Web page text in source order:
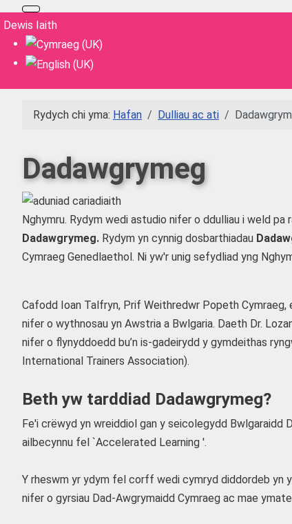
Dewiswch eich iaith
Dewis Iaith
Rydych chi yma: Hafan Dulliau ac ati
Dadawgrymeg
Nghymru. Rydym wedi astudio nifer o ddulliau i weld
Dadawgrymeg. Rydym yn cynnig dosbarthiadau
Cymraeg Genedlaethol. Ni yw'r unig sefydliad yng
Cafodd Ioan Talfryn, Prif Weithredwr Popeth Cymraeg,
nifer o wythnosau yn Awstria a Bwlgaria. Daeth Dr.
nifer o flynyddoedd bu’n is-gadeirydd y gymdeithas
International Trainers Association).
Beth yw tarddiad Dadawgrymeg?
Fe'i crëwyd yn wreiddiol gan y seicolegydd Bwlgaraidd
ailbecynnu fel `Accelerated Learning '.
Y rheswm yr ydym fel corff wedi cymryd diddordeb yn
nifer o gyrsiau Dad-Awgrymaidd Cymraeg ac mae